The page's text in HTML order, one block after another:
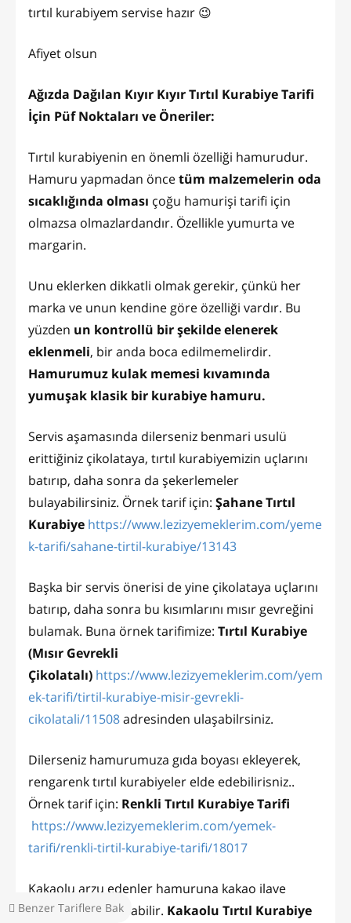
Benzer Tariflere Bak
tırtıl kurabiyem servise hazır 😉
Afiyet olsun
Ağızda Dağılan Kıyır Kıyır Tırtıl Kurabiye Tarifi
İçin Püf Noktaları ve Öneriler:
Tırtıl kurabiyenin en önemli özelliği hamurudur.
Hamuru yapmadan öncetüm malzemelerin oda
sıcaklığında olması çoğu hamurişi tarifi için
olmazsa olmazlardandır. Özellikle yumurta ve
margarin.
Unu eklerken dikkatli olmak gerekir, çünkü her
marka ve unun kendine göre özelliği vardır. Bu
yüzden un kontrollü bir şekilde elenerek
eklenmeli, bir anda boca edilmemelirdir.
Hamurumuz kulak memesi kıvamında
yumuşak klasik bir kurabiye hamuru.
Servis aşamasında dilerseniz benmari usulü
erittiğiniz çikolataya, tırtıl kurabiyemizin uçlarını
batırıp, daha sonra da şekerlemeler
bulayabilirsiniz. Örnek tarif için: Şahane Tırtıl
Kurabiye https://www.lezizyemeklerim.com/yeme
k-tarifi/sahane-tirtil-kurabiye/13143
Başka bir servis önerisi de yine çikolataya uçlarını
batırıp, daha sonra bu kısımlarını mısır gevreğini
bulamak. Buna örnek tarifimize: Tırtıl Kurabiye
(Mısır Gevrekli
Çikolatalı) https://www.lezizyemeklerim.com/yem
ek-tarifi/tirtil-kurabiye-misir-gevrekli-
cikolatali/11508adresinden ulaşabilrsiniz.
Dilerseniz hamurumuza gıda boyası ekleyerek,
rengarenk tırtıl kurabiyeler elde edebilirisniz..
Örnek tarif için: Renkli Tırtıl Kurabiye Tarifi
https://www.lezizyemeklerim.com/yemek-
tarifi/renkli-tirtil-kurabiye-tarifi/18017
Kakaolu arzu edenler hamuruna kakao ilave
ederek farklılaştırabilir. Kakaolu Tırtıl Kurabiye